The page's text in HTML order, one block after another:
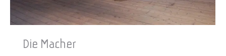
Die Macher